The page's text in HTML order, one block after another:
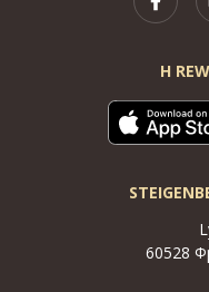
H
60528